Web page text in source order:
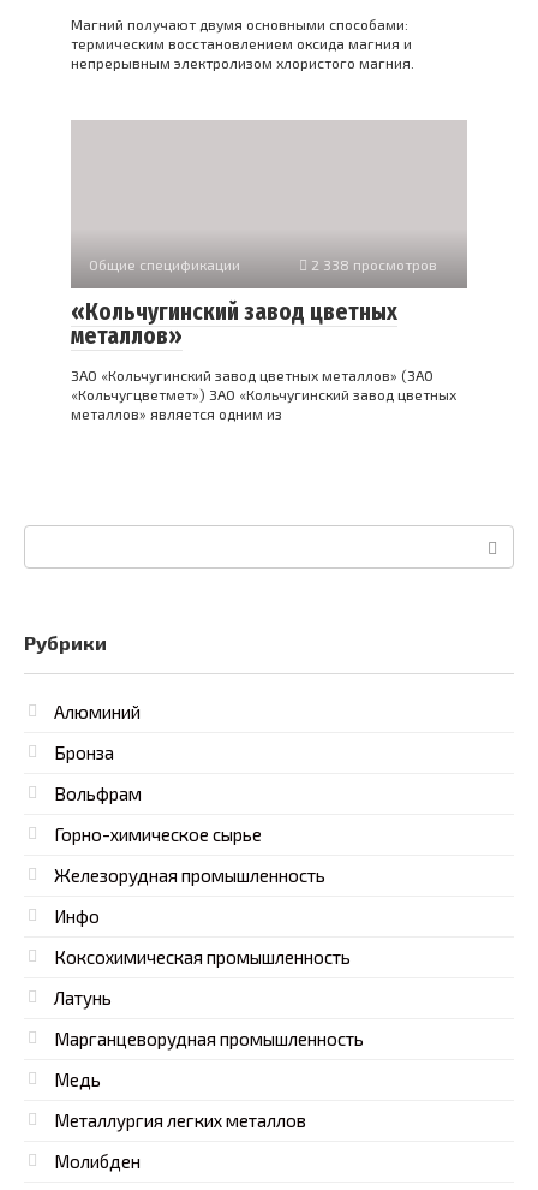
Магний получают двумя основными способами:
термическим восстановлением оксида магния и
непрерывным электролизом хлористого магния.
Общие спецификации 2 338 просмотров
«Кольчугинский завод цветных
металлов»
ЗАО «Кольчугинский завод цветных металлов» (ЗАО
«Кольчугцветмет») ЗАО «Кольчугинский завод цветных
металлов» является одним из
Поиск:
Рубрики
Алюминий
Бронза
Вольфрам
Горно-химическое сырье
Железорудная промышленность
Инфо
Коксохимическая промышленность
Латунь
Марганцеворудная промышленность
Медь
Металлургия легких металлов
Молибден